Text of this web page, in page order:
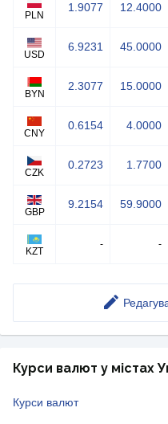
PLN
1.9077 12.4000
USD
6.9231 45.0000
BYN
2.3077 15.0000
CNY
0.6154 4.0000
CZK
0.2723 1.7700
GBP
9.2154 59.9000
KZT
- -
Курси валют у містах
Курси валют